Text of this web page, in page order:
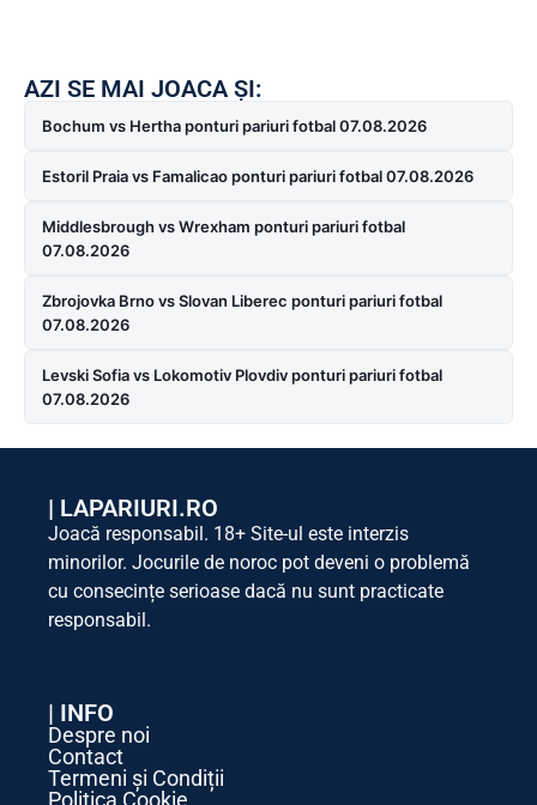
AZI SE MAI JOACA ȘI:
Bochum vs Hertha ponturi pariuri fotbal 07.08.2026
Estoril Praia vs Famalicao ponturi pariuri fotbal 07.08.2026
Middlesbrough vs Wrexham ponturi pariuri fotbal
07.08.2026
Zbrojovka Brno vs Slovan Liberec ponturi pariuri fotbal
07.08.2026
Levski Sofia vs Lokomotiv Plovdiv ponturi pariuri fotbal
07.08.2026
| LAPARIURI.RO
Joacă responsabil. 18+ Site-ul este interzis
minorilor. Jocurile de noroc pot deveni o problemă
cu consecințe serioase dacă nu sunt practicate
responsabil.
| INFO
Despre noi
Contact
Termeni și Condiții
Politica Cookie